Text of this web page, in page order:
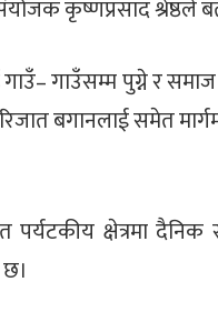
कृष्णप्रसाद श्रेष्ठले
गाउँसम्म पुग्ने र
बगानलाई समेत
क्षेत्रमा